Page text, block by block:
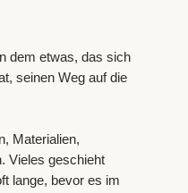
dem etwas, das sich
seinen Weg auf die
Materialien,
Vieles geschieht
lange, bevor es im